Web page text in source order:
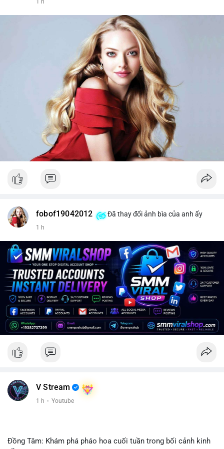
fobof19042012 Đã thay đổi ảnh bìa của anh ấy
1 h
V Stream
1 h · Youtube
Đồng Tâm: Khám phá pháo hoa cuối tuần trong bối cảnh kinh